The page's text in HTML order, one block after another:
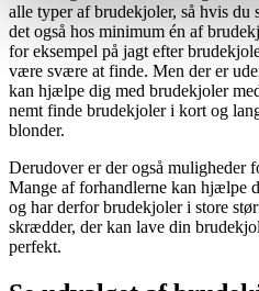
alle typer af brudekjoler, så hvis du
det også hos minimum én af
for eksempel på jagt efter
være svære at finde. Men der er
kan hjælpe dig med brudekjoler
nemt finde brudekjoler i kort og
blonder.
Derudover er der også muligheder
Mange af forhandlerne kan hjælpe
og har derfor brudekjoler i store
skrædder, der kan lave din
perfekt.